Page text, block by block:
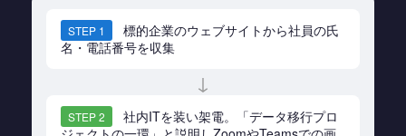
STEP 1
標的企業のウェブサイトから社員の氏
名・電話番号を収集
↓
STEP 2
社内ITを装い架電。「データ移行プロ